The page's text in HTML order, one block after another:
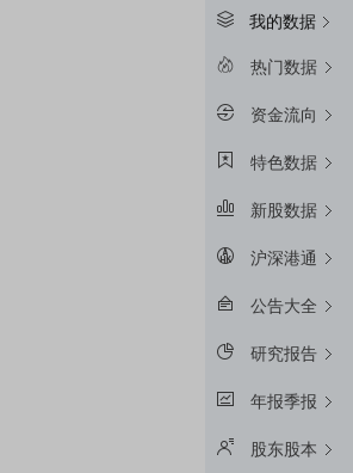
我的数据
热门数据
资金流向
特色数据
新股数据
沪深港通
公告大全
研究报告
年报季报
股东股本